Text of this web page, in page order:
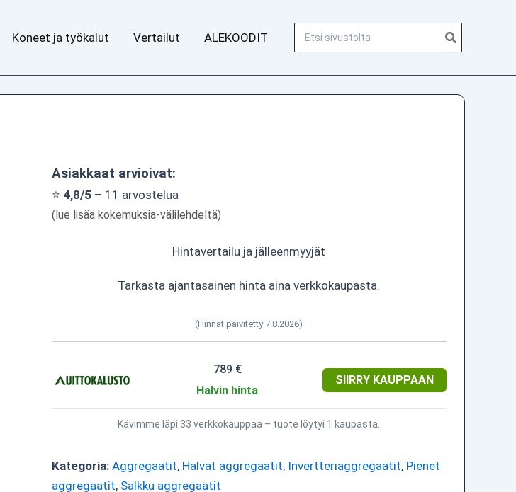
Koneet ja työkalut Vertailut ALEKOODIT
Asiakkaat arvioivat:
⭐ 4,8/5 – 11 arvostelua
(lue lisää kokemuksia-välilehdeltä)
Hintavertailu ja jälleenmyyjät
Tarkasta ajantasainen hinta aina verkkokaupasta.
(Hinnat päivitetty 7.8.2026)
789 €
Halvin hinta
SIIRRY KAUPPAAN
Kävimme läpi 33 verkkokauppaa – tuote löytyi 1 kaupasta.
Kategoria: Aggregaatit, Halvat aggregaatit, Invertteriaggregaatit, Pienet
aggregaatit, Salkku aggregaatit